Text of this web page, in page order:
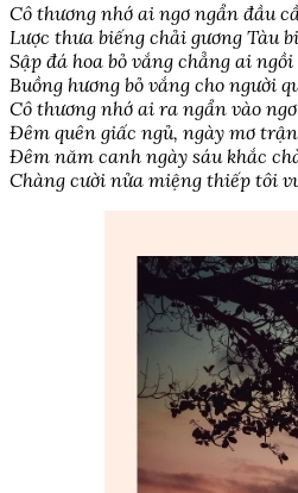
Cô thương nhớ ai ngơ ngẩn đầu
Lược thưa biếng chải gương Tàu
Sập đá hoa bỏ vắng chẳng ai ngồi
Buồng hương bỏ vắng cho người
Cô thương nhớ ai ra ngẩn vào
Đêm quên giấc ngủ, ngày mơ
Đêm năm canh ngày sáu khắc
Chàng cười nửa miệng thiếp tôi